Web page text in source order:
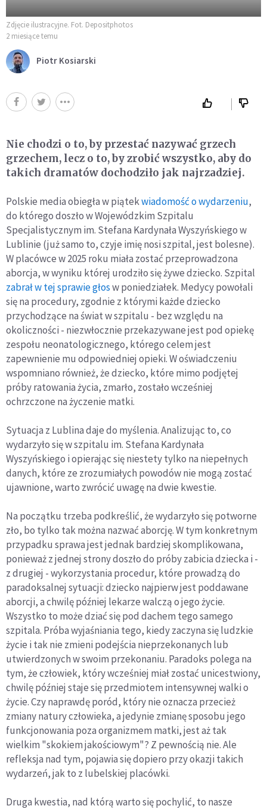
Zdjęcie ilustracyjne. Fot. Depositphotos
2 miesiące temu
Piotr Kosiarski
Nie chodzi o to, by przestać nazywać grzech
grzechem, lecz o to, by zrobić wszystko, aby do
takich dramatów dochodziło jak najrzadziej.
Polskie media obiegła w piątekwiadomość o wydarzeniu,
do którego doszło w Wojewódzkim Szpitalu
Specjalistycznym im. Stefana Kardynała Wyszyńskiego w
Lublinie (już samo to, czyje imię nosi szpital, jest bolesne).
W placówce w 2025 roku miała zostać przeprowadzona
aborcja, w wyniku której urodziło się żywe dziecko. Szpital
zabrał w tej sprawie głosw poniedziałek. Medycy powołali
się na procedury, zgodnie z którymi każde dziecko
przychodzące na świat w szpitalu - bez względu na
okoliczności - niezwłocznie przekazywane jest pod opiekę
zespołu neonatologicznego, którego celem jest
zapewnienie mu odpowiedniej opieki. W oświadczeniu
wspomniano również, że dziecko, które mimo podjętej
próby ratowania życia, zmarło, zostało wcześniej
ochrzczone na życzenie matki.
Sytuacja z Lublina daje do myślenia. Analizując to, co
wydarzyło się w szpitalu im. Stefana Kardynała
Wyszyńskiego i opierając się niestety tylko na niepełnych
danych, które ze zrozumiałych powodów nie mogą zostać
ujawnione, warto zwrócić uwagę na dwie kwestie.
Na początku trzeba podkreślić, że wydarzyło się potworne
zło, bo tylko tak można nazwać aborcję. W tym konkretnym
przypadku sprawa jest jednak bardziej skomplikowana,
ponieważ z jednej strony doszło do próby zabicia dziecka i -
z drugiej - wykorzystania procedur, które prowadzą do
paradoksalnej sytuacji: dziecko najpierw jest poddawane
aborcji, a chwilę później lekarze walczą o jego życie.
Wszystko to może dziać się pod dachem tego samego
szpitala. Próba wyjaśniania tego, kiedy zaczyna się ludzkie
życie i tak nie zmieni podejścia nieprzekonanych lub
utwierdzonych w swoim przekonaniu. Paradoks polega na
tym, że człowiek, który wcześniej miał zostać unicestwiony,
chwilę później staje się przedmiotem intensywnej walki o
życie. Czy naprawdę poród, który nie oznacza przecież
zmiany natury człowieka, a jedynie zmianę sposobu jego
funkcjonowania poza organizmem matki, jest aż tak
wielkim "skokiem jakościowym"? Z pewnością nie. Ale
refleksja nad tym, pojawia się dopiero przy okazji takich
wydarzeń, jak to z lubelskiej placówki.
Druga kwestia, nad którą warto się pochylić, to nasze